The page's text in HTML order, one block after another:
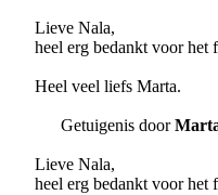
Lieve Nala,
heel erg bedankt voor het
Heel veel liefs Marta.
Getuigenis door
Lieve Nala,
heel erg bedankt voor het